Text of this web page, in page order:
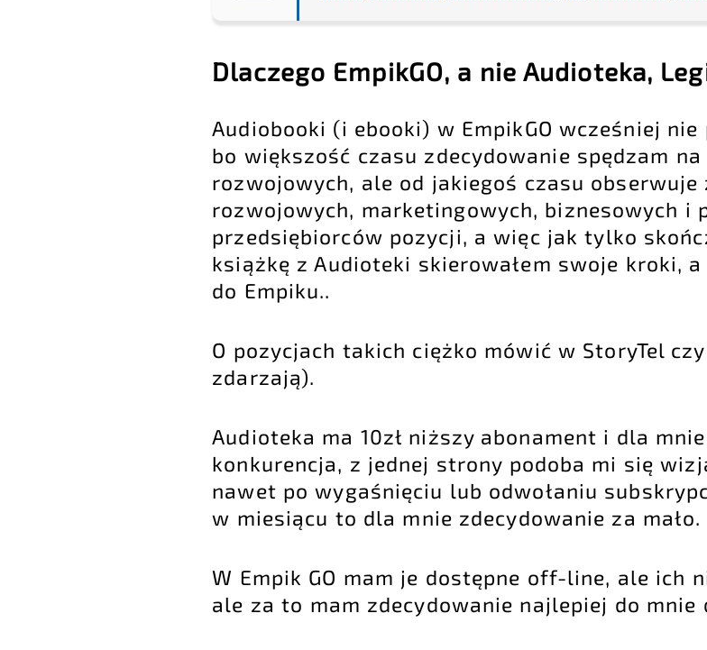
Dlaczego EmpikGO, a nie Audioteka,
Audiobooki (i ebooki) w EmpikGO wcześniej
bo większość czasu zdecydowanie spędzam
rozwojowych, ale od jakiegoś czasu
rozwojowych, marketingowych, biznesowych i
przedsiębiorców pozycji, a więc jak tylko
książkę z Audioteki skierowałem swoje kroki,
do Empiku..
O pozycjach takich ciężko mówić w StoryTel
zdarzają).
Audioteka ma 10zł niższy abonament i dla
konkurencja, z jednej strony podoba mi się
nawet po wygaśnięciu lub odwołaniu
w miesiącu to dla mnie zdecydowanie za mało.
W Empik GO mam je dostępne off-line, ale ich
ale za to mam zdecydowanie najlepiej do